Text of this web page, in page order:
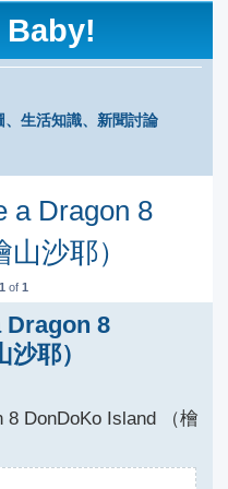
Baby!
生活知識、新聞討論
S
c
a Dragon 8
沙耶）
1 of1
Dragon 8
耶）
8 DonDoKo Island （檜